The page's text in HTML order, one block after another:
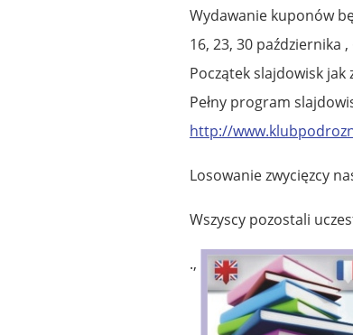
Wydawanie kuponów
16, 23, 30 października
Początek slajdowisk jak
Pełny program
http://
Losowanie zwycięzcy
Wszyscy pozostali
.,